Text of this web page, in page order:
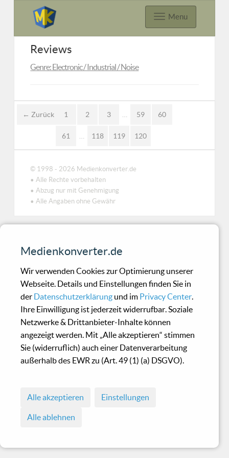
Menu
Reviews
Genre: Electronic / Industrial / Noise
← Zurück 1 2 3 … 59 60
61 … 118 119 120
© 1998 - 2026 Medienkonverter.de
• Alle Rechte vorbehalten
• Abzug nur mit Genehmigung
• Alle Angaben ohne Gewähr
Medienkonverter.de
Wir verwenden Cookies zur Optimierung unserer
Webseite. Details und Einstellungen finden Sie in
der Datenschutzerklärung und im Privacy Center.
Ihre Einwilligung ist jederzeit widerrufbar. Soziale
Netzwerke & Drittanbieter-Inhalte können
angezeigt werden. Mit „Alle akzeptieren“ stimmen
Sie (widerruflich) auch einer Datenverarbeitung
außerhalb des EWR zu (Art. 49 (1) (a) DSGVO).
Alle akzeptieren Einstellungen
Alle ablehnen